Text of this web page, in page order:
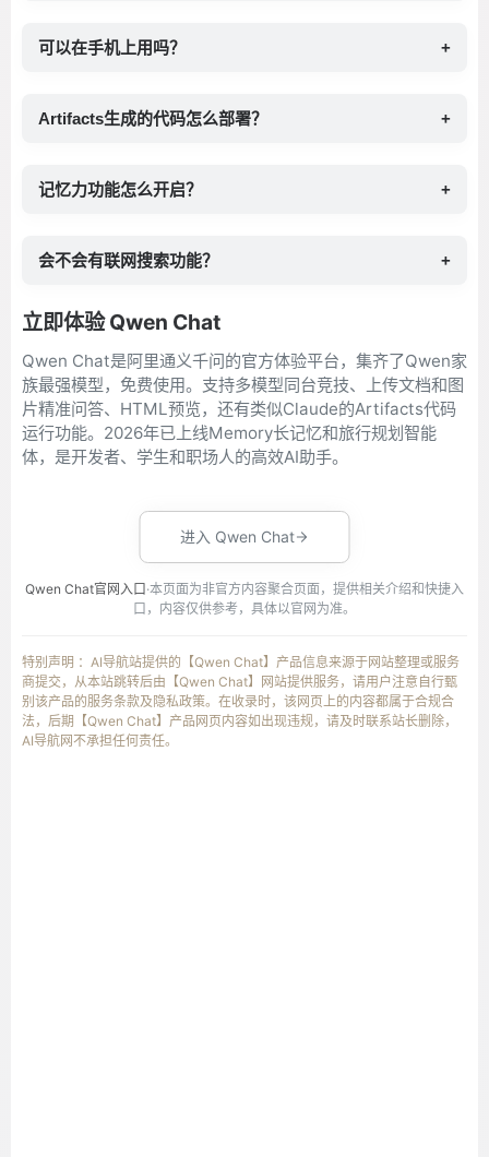
可以在手机上用吗？ +
Artifacts生成的代码怎么部署？ +
记忆力功能怎么开启？ +
会不会有联网搜索功能？ +
立即体验 Qwen Chat
Qwen Chat是阿里通义千问的官方体验平台，集齐了Qwen家
族最强模型，免费使用。支持多模型同台竞技、上传文档和图
片精准问答、HTML预览，还有类似Claude的Artifacts代码
运行功能。2026年已上线Memory长记忆和旅行规划智能
体，是开发者、学生和职场人的高效AI助手。
进入 Qwen Chat
Qwen Chat官网入口 ·本页面为非官方内容聚合页面，提供相关介绍和快捷入
口，内容仅供参考，具体以官网为准。
特别声明 ：AI导航站提供的【Qwen Chat】产品信息来源于网站整理或服务
商提交，从本站跳转后由【Qwen Chat】网站提供服务，请用户注意自行甄
别该产品的服务条款及隐私政策。在收录时，该网页上的内容都属于合规合
法，后期【Qwen Chat】产品网页内容如出现违规，请及时联系站长删除，
AI导航网不承担任何责任。